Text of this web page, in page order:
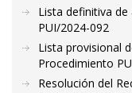
Lista definitiva
PUI/2024-092
Lista provisional
Procedimiento
Resolución del